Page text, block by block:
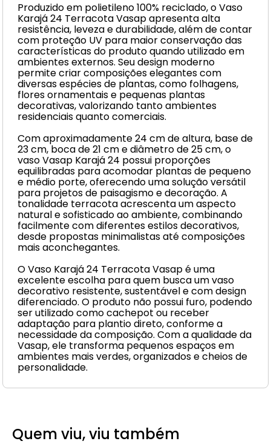
Produzido em polietileno 100% reciclado, o Vaso
Karajá 24 Terracota Vasap apresenta alta
resistência, leveza e durabilidade, além de contar
com proteção UV para maior conservação das
características do produto quando utilizado em
ambientes externos. Seu design moderno
permite criar composições elegantes com
diversas espécies de plantas, como folhagens,
flores ornamentais e pequenas plantas
decorativas, valorizando tanto ambientes
residenciais quanto comerciais.
Com aproximadamente 24 cm de altura, base de
23 cm, boca de 21 cm e diâmetro de 25 cm, o
vaso Vasap Karajá 24 possui proporções
equilibradas para acomodar plantas de pequeno
e médio porte, oferecendo uma solução versátil
para projetos de paisagismo e decoração. A
tonalidade terracota acrescenta um aspecto
natural e sofisticado ao ambiente, combinando
facilmente com diferentes estilos decorativos,
desde propostas minimalistas até composições
mais aconchegantes.
O Vaso Karajá 24 Terracota Vasap é uma
excelente escolha para quem busca um vaso
decorativo resistente, sustentável e com design
diferenciado. O produto não possui furo, podendo
ser utilizado como cachepot ou receber
adaptação para plantio direto, conforme a
necessidade da composição. Com a qualidade da
Vasap, ele transforma pequenos espaços em
ambientes mais verdes, organizados e cheios de
personalidade.
Quem viu, viu também